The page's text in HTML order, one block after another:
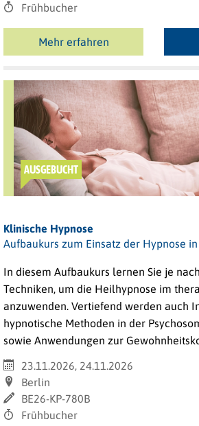
Frühbucher
Mehr erfahren
AUSGEBUCHT
Klinische Hypnose
Aufbaukurs zum Einsatz der Hypnose
In diesem Aufbaukurs lernen Sie je
Techniken, um die Heilhypnose im
anzuwenden. Vertiefend werden auch
hypnotische Methoden in der
sowie Anwendungen zur
23.11.2026, 24.11.2026
Berlin
BE26-KP-780B
Frühbucher